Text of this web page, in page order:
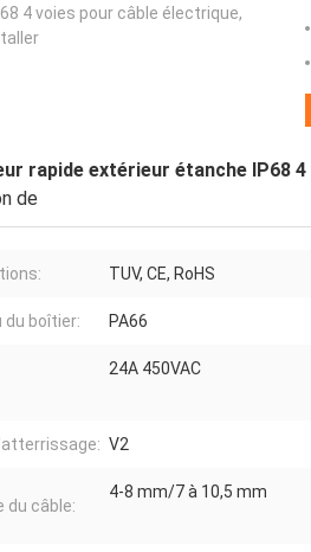
4 voies pour câble électrique,
rapide extérieur étanche IP68
de
TUV, CE, RoHS
du boîtier: PA66
24A 450VAC
V2
du câble:
4-8 mm/7 à 10,5 mm